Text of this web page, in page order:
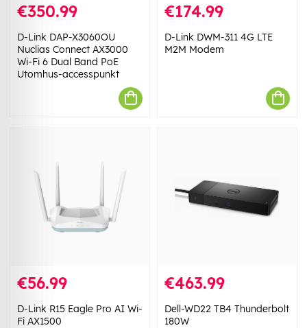
€350.99
D-Link DAP-X3060OU
Nuclias Connect AX3000
Wi-Fi 6 Dual Band PoE
Utomhus-accesspunkt
€174.99
D-Link DWM-311 4G LTE
M2M Modem
€56.99
D-Link R15 Eagle Pro AI Wi-
Fi AX1500
€463.99
Dell-WD22 TB4 Thunderbolt
180W